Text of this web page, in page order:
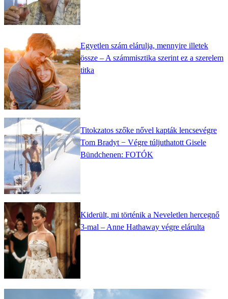
Egyetlen szám elárulja, mennyire illetek
össze – A számmisztika szerint ez a szerelem
titka
Titokzatos szőke nővel kapták lencsevégre
Tom Bradyt − Végre túljuthatott Gisele
Bündchenen: FOTÓK
Kiderült, mi történik a Neveletlen hercegnő
3-mal – Anne Hathaway végre elárulta